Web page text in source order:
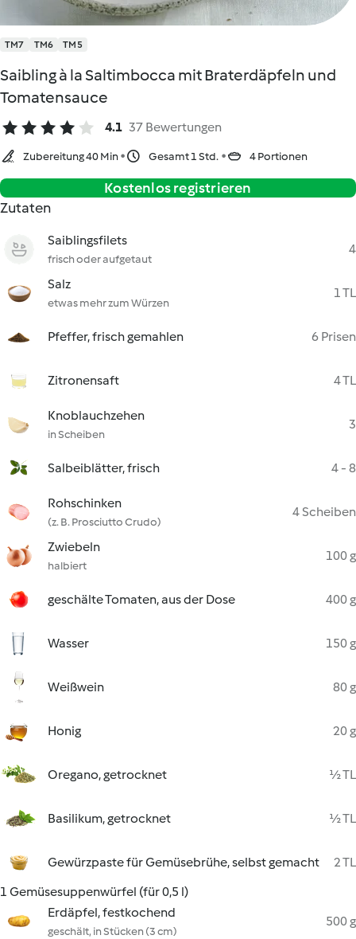
TM7 TM6 TM5
Saibling à la Saltimbocca mit Braterdäpfeln und
Tomatensauce
4.1 37 Bewertungen
Zubereitung 40 Min Gesamt 1 Std. 4 Portionen
Kostenlos registrieren
Zutaten
Saiblingsfilets
frisch oder aufgetaut
4
Salz
etwas mehr zum Würzen
1 TL
Pfeffer, frisch gemahlen 6 Prisen
Zitronensaft 4 TL
Knoblauchzehen
in Scheiben
3
Salbeiblätter, frisch 4 - 8
Rohschinken
(z. B. Prosciutto Crudo)
4 Scheiben
Zwiebeln
halbiert
100 g
geschälte Tomaten, aus der Dose 400 g
Wasser 150 g
Weißwein 80 g
Honig 20 g
Oregano, getrocknet ½ TL
Basilikum, getrocknet ½ TL
Gewürzpaste für Gemüsebrühe, selbst gemacht
2 TL
1 Gemüsesuppenwürfel (für 0,5 l)
Erdäpfel, festkochend
geschält, in Stücken (3 cm)
500 g